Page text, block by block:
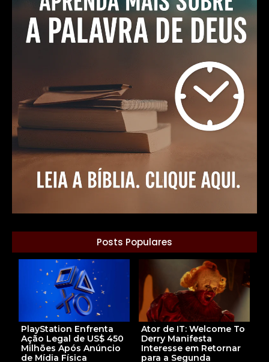
Posts Populares
PlayStation Enfrenta
Ação Legal de US$ 450
Milhões Após Anúncio
de Mídia Física
Ator de IT: Welcome To
Derry Manifesta
Interesse em Retornar
para a Segunda